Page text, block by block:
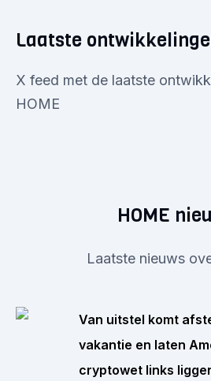
Laatste
X feed met de laatste
HOME
HOME
Laatste nieuws
Van uitstel komt
vakantie en laten
cryptowet links